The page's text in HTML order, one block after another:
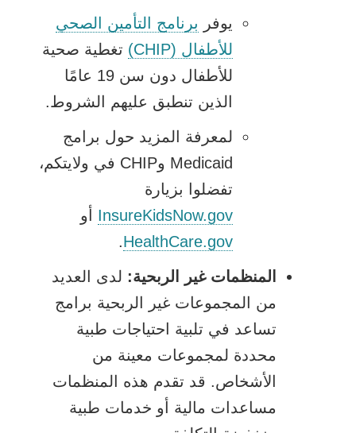
جديدة
يوفر
برنامج التأمين الصحي
للأطفال (CHIP)
يفتح
الرابط
في
نافذة
جديدة
تغطية صحية
للأطفال دون سن 19 عامًا
الذين تنطبق عليهم الشروط.
لمعرفة المزيد حول برامج
Medicaid وCHIP في ولايتكم،
تفضلوا بزيارة
InsureKidsNow.govيفتح
في
نافذة
جديدة
أو
HealthCare.govيفتح
الرابط
نافذة
.
المنظمات غير الربحية: لدى العديد
من المجموعات غير الربحية برامج
تساعد في تلبية احتياجات طبية
محددة لمجموعات معينة من
الأشخاص. قد تقدم هذه المنظمات
مساعدات مالية أو خدمات طبية